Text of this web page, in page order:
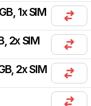
1x SIM
2x SIM
2x SIM